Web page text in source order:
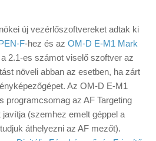
új vezérlőszoftvereket adtak ki
F-hez és az OM-D E-M1 Mark
2.1-es számot viselő szoftver az
növeli abban az esetben, ha zárt
Az OM-D E-M1
programcsomag az AF Targeting
(szemhez emelt géppel a
áthelyezni az AF mezőt).